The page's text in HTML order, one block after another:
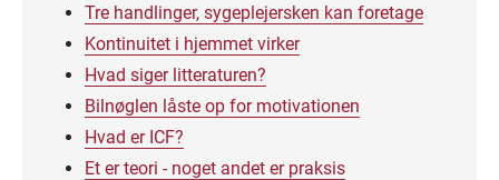
Tre handlinger, sygeplejersken kan foretage
Kontinuitet i hjemmet virker
Hvad siger litteraturen?
Bilnøglen låste op for motivationen
Hvad er ICF?
Et er teori - noget andet er praksis